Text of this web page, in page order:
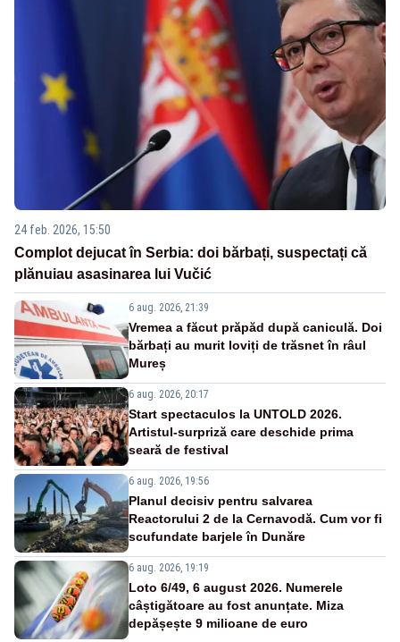
24 feb. 2026, 15:50
Complot dejucat în Serbia: doi bărbați, suspectați că
plănuiau asasinarea lui Vučić
6 aug. 2026, 21:39
Vremea a făcut prăpăd după caniculă. Doi
bărbați au murit loviți de trăsnet în râul
Mureș
6 aug. 2026, 20:17
Start spectaculos la UNTOLD 2026.
Artistul-surpriză care deschide prima
seară de festival
6 aug. 2026, 19:56
Planul decisiv pentru salvarea
Reactorului 2 de la Cernavodă. Cum vor fi
scufundate barjele în Dunăre
6 aug. 2026, 19:19
Loto 6/49, 6 august 2026. Numerele
câștigătoare au fost anunțate. Miza
depășește 9 milioane de euro